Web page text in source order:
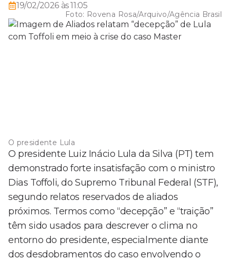
19/02/2026 às 11:05
Foto: Rovena Rosa/Arquivo/Agência Brasil
O presidente Lula
O presidente Luiz Inácio Lula da Silva (PT) tem
demonstrado forte insatisfação com o ministro
Dias Toffoli, do Supremo Tribunal Federal (STF),
segundo relatos reservados de aliados
próximos. Termos como “decepção” e “traição”
têm sido usados para descrever o clima no
entorno do presidente, especialmente diante
dos desdobramentos do caso envolvendo o